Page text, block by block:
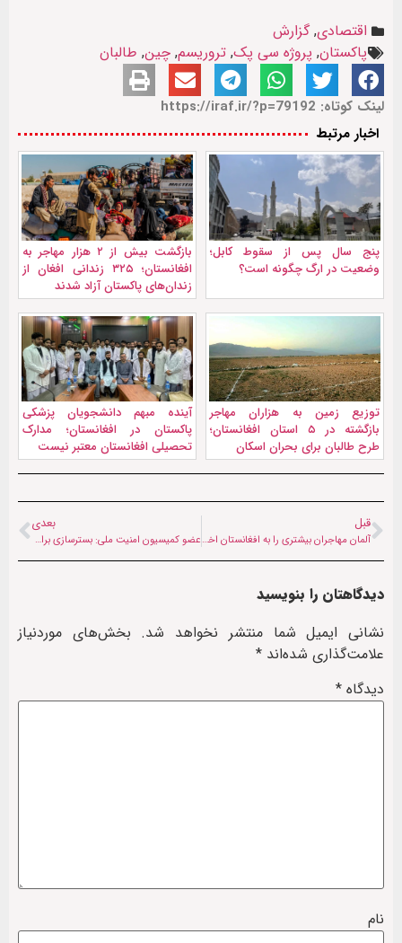
اقتصادی,گزارش
پاکستان, پروژه سی پک, تروریسم, چین, طالبان
لینک کوتاه: https://iraf.ir/?p=79192
اخبار مرتبط
پنج سال پس از سقوط کابل؛
وضعیت در ارگ چگونه است؟
بازگشت بیش از ۲ هزار مهاجر به
افغانستان؛ ۳۲۵ زندانی افغان از
زندان‌های پاکستان آزاد شدند
توزیع زمین به هزاران مهاجر
بازگشته در ۵ استان افغانستان؛
طرح طالبان برای بحران اسکان
آینده مبهم دانشجویان پزشکی
پاکستان در افغانستان؛ مدارک
تحصیلی افغانستان معتبر نیست
قبل
آلمان مهاجران بیشتری را به افغانستان اخراج می‌کند
بعدی
عضو کمیسیون امنیت ملی: بسترسازی برای تحصیل دانش‌آموزان افغانستانی اقدام مناسبی است | با جدیت باید مسئله حق‌آبه هیرمند و هریررود را دنبال کنیم
دیدگاهتان را بنویسید
نشانی ایمیل شما منتشر نخواهد شد. بخش‌های موردنیاز
علامت‌گذاری شده‌اند *
دیدگاه *
نام